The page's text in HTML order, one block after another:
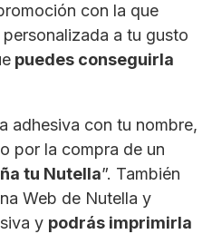
con la que
a tu gusto
puedes conseguirla
adhesiva con tu nombre,
por la compra de un
tu Nutella”. También
Web de Nutella y
y podrás imprimirla